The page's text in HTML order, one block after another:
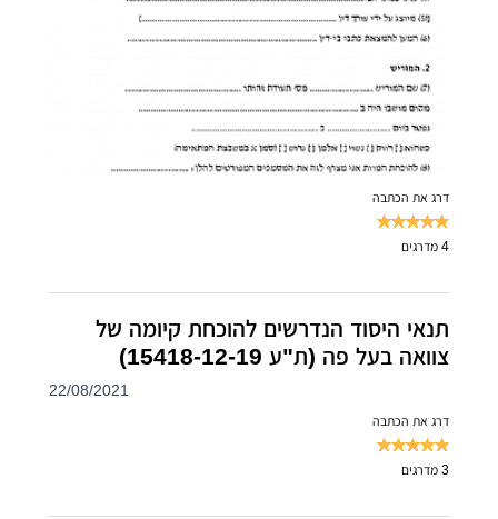
דרג את הכתבה
4 מדרגים
תנאי היסוד הנדרשים להוכחת קיומה של
צוואה בעל פה (ת"ע 15418-12-19)
22/08/2021
דרג את הכתבה
3 מדרגים